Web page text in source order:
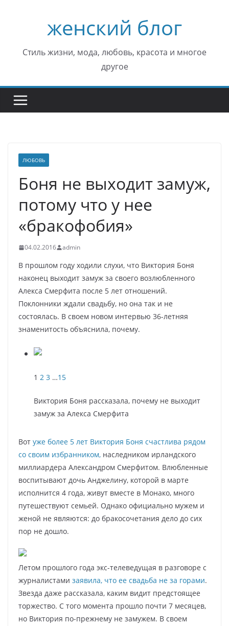
содержимомуженский блог
Стиль жизни, мода, любовь, красота и многое
другое
ЛЮБОВЬ
Боня не выходит замуж,
потому что у нее
«бракофобия»
04.02.2016 admin
В прошлом году ходили слухи, что Виктория Боня
наконец выходит замуж за своего возлюбленного
Алекса Смерфита после 5 лет отношений.
Поклонники ждали свадьбу, но она так и не
состоялась. В своем новом интервью 36-летняя
знаменитость объяснила, почему.
1 2 3 …15
Виктория Боня рассказала, почему не выходит
замуж за Алекса Смерфита
Вот уже более 5 лет Виктория Боня счастлива рядом
со своим избранником, наследником ирландского
миллиардера Александром Смерфитом. Влюбленные
воспитывают дочь Анджелину, которой в марте
исполнится 4 года, живут вместе в Монако, много
путешествуют семьей. Однако официально мужем и
женой не являются: до бракосочетания дело до сих
пор не дошло.
Летом прошлого года экс-телеведущая в разговоре с
журналистами заявила, что ее свадьба не за горами.
Звезда даже рассказала, каким видит предстоящее
торжество. С того момента прошло почти 7 месяцев,
но Виктория по-прежнему не замужем. В своем